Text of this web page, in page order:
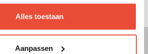
Alles toestaan
Aanpassen